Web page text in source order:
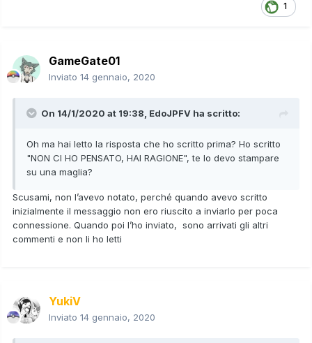
1
GameGate01
Inviato 14 gennaio, 2020
On 14/1/2020 at 19:38, EdoJPFV ha scritto:
Oh ma hai letto la risposta che ho scritto prima? Ho scritto
"NON CI HO PENSATO, HAI RAGIONE", te lo devo stampare
su una maglia?
Scusami, non l’avevo notato, perché quando avevo scritto
inizialmente il messaggio non ero riuscito a inviarlo per poca
connessione. Quando poi l’ho inviato, sono arrivati gli altri
commenti e non li ho letti
YukiV
Inviato 14 gennaio, 2020